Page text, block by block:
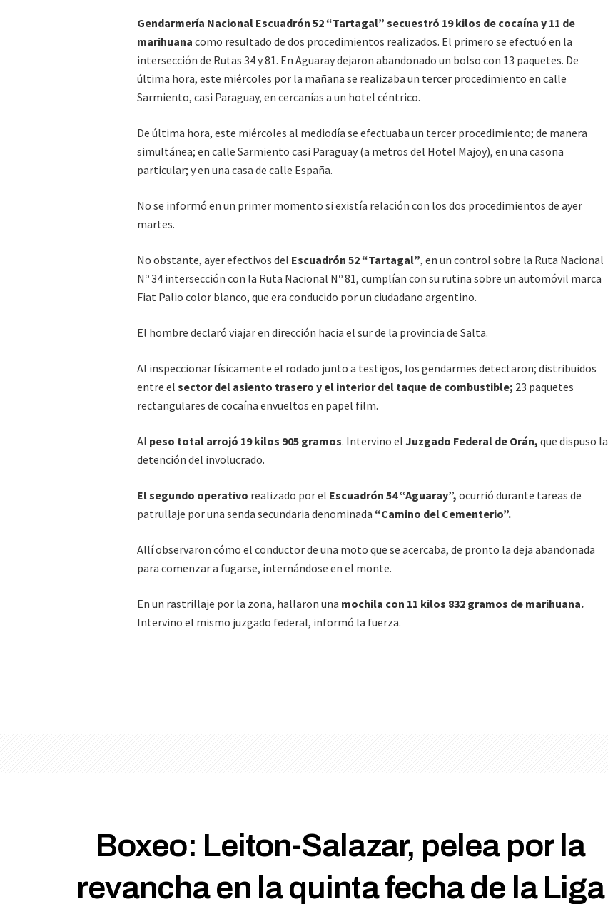
Gendarmería Nacional Escuadrón 52 “Tartagal” secuestró 19 kilos de cocaína y 11 de
marihuana como resultado de dos procedimientos realizados. El primero se efectuó en la
intersección de Rutas 34 y 81. En Aguaray dejaron abandonado un bolso con 13 paquetes. De
última hora, este miércoles por la mañana se realizaba un tercer procedimiento en calle
Sarmiento, casi Paraguay, en cercanías a un hotel céntrico.
De última hora, este miércoles al mediodía se efectuaba un tercer procedimiento; de manera
simultánea; en calle Sarmiento casi Paraguay (a metros del Hotel Majoy), en una casona
particular; y en una casa de calle España.
No se informó en un primer momento si existía relación con los dos procedimientos de ayer
martes.
No obstante, ayer efectivos del Escuadrón 52 “Tartagal”, en un control sobre la Ruta Nacional
Nº 34 intersección con la Ruta Nacional Nº 81, cumplían con su rutina sobre un automóvil marca
Fiat Palio color blanco, que era conducido por un ciudadano argentino.
El hombre declaró viajar en dirección hacia el sur de la provincia de Salta.
Al inspeccionar físicamente el rodado junto a testigos, los gendarmes detectaron; distribuidos
entre el sector del asiento trasero y el interior del taque de combustible; 23 paquetes
rectangulares de cocaína envueltos en papel film.
Al peso total arrojó 19 kilos 905 gramos. Intervino el Juzgado Federal de Orán, que dispuso la
detención del involucrado.
El segundo operativo realizado por el Escuadrón 54 “Aguaray”, ocurrió durante tareas de
patrullaje por una senda secundaria denominada “Camino del Cementerio”.
Allí observaron cómo el conductor de una moto que se acercaba, de pronto la deja abandonada
para comenzar a fugarse, internándose en el monte.
En un rastrillaje por la zona, hallaron una mochila con 11 kilos 832 gramos de marihuana.
Intervino el mismo juzgado federal, informó la fuerza.
Boxeo: Leiton-Salazar, pelea por la
revancha en la quinta fecha de la Liga